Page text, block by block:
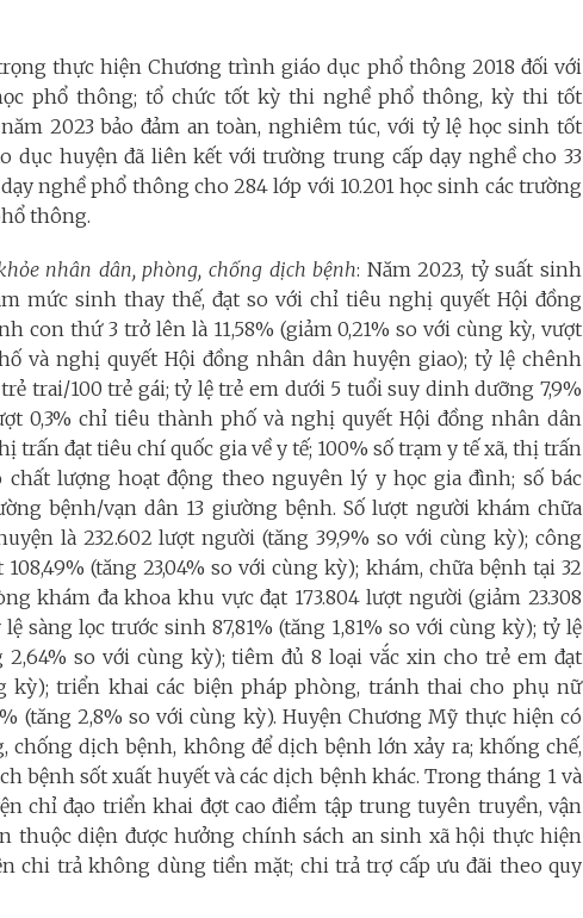
thực hiện Chương trình giáo dục phổ thông 2018 đối với
phổ thông; tổ chức tốt kỳ thi nghề phổ thông, kỳ thi tốt
2023 bảo đảm an toàn, nghiêm túc, với tỷ lệ học sinh tốt
dục huyện đã liên kết với trường trung cấp dạy nghề cho 33
nghề phổ thông cho 284 lớp với 10.201 học sinh các trường
thông.
nhân dân, phòng, chống dịch bệnh: Năm 2023, tỷ suất sinh
mức sinh thay thế, đạt so với chỉ tiêu nghị quyết Hội đồng
con thứ 3 trở lên là 11,58% (giảm 0,21% so với cùng kỳ, vượt
và nghị quyết Hội đồng nhân dân huyện giao); tỷ lệ chênh
trai/100 trẻ gái; tỷ lệ trẻ em dưới 5 tuổi suy dinh dưỡng 7,9%
0,3% chỉ tiêu thành phố và nghị quyết Hội đồng nhân dân
trấn đạt tiêu chí quốc gia về y tế; 100% số trạm y tế xã, thị trấn
lượng hoạt động theo nguyên lý y học gia đình; số bác
bệnh/vạn dân 13 giường bệnh. Số lượt người khám chữa
là 232.602 lượt người (tăng 39,9% so với cùng kỳ); công
(tăng 23,04% so với cùng kỳ); khám, chữa bệnh tại 32
khám đa khoa khu vực đạt 173.804 lượt người (giảm 23.308
sàng lọc trước sinh 87,81% (tăng 1,81% so với cùng kỳ); tỷ lệ
2,64% so với cùng kỳ); tiêm đủ 8 loại vắc xin cho trẻ em đạt
kỳ); triển khai các biện pháp phòng, tránh thai cho phụ nữ
(tăng 2,8% so với cùng kỳ). Huyện Chương Mỹ thực hiện có
chống dịch bệnh, không để dịch bệnh lớn xảy ra; khống chế,
bệnh sốt xuất huyết và các dịch bệnh khác. Trong tháng 1 và
chỉ đạo triển khai đợt cao điểm tập trung tuyên truyền, vận
thuộc diện được hưởng chính sách an sinh xã hội thực hiện
chi trả không dùng tiền mặt; chi trả trợ cấp ưu đãi theo quy